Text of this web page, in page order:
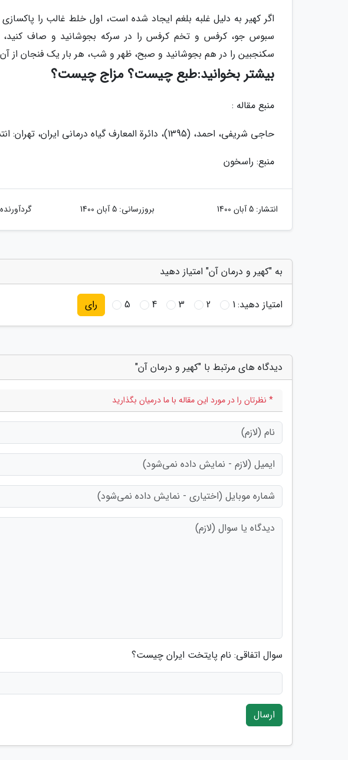
اگر کهیر به دلیل غلبه بلغم ایجاد شده است، اول خلط غالب را
سبوس جو، کرفس و تخم کرفس را در سرکه بجوشانید و صاف کنید،
سکنجبین را در هم بجوشانید و صبح، ظهر و شب، هر بار یک فنجان از آن
بیشتر بخوانید:طبع چیست؟ مزاج چیست؟
منبع مقاله :
حاجی شریفی، احمد، (1395)، دائرة المعارف گیاه درمانی ایران، تهران: انتشارات حافظ نوین، چاپ پازدهم.
منبع: راسخون
انتشار: 5 آبان 1400 بروزرسانی: 5 آبان 1400
به "کهیر و درمان آن" امتیاز دهید
امتیاز دهید:1
2
3
4
5 رای
دیدگاه های مرتبط با "کهیر و درمان آن"
* نظرتان را در مورد این مقاله با ما درمیان بگذارید
سوال اتفاقی: نام پایتخت ایران چیست؟
ارسال